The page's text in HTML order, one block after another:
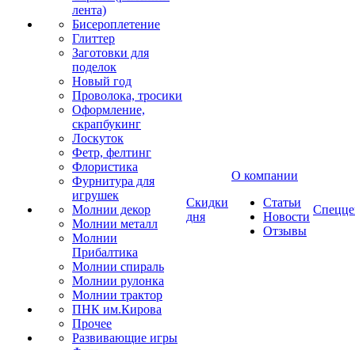
лента)
Бисероплетение
Глиттер
Заготовки для
поделок
Новый год
Проволока, тросики
Оформление,
скрапбукинг
Лоскуток
Фетр, фелтинг
Флористика
Фурнитура для
игрушек
Молнии декор
Молнии металл
Молнии
Прибалтика
Молнии спираль
Молнии рулонка
Молнии трактор
ПНК им.Кирова
Прочее
Развивающие игры
Скидки
дня
О компании
Статьи
Новости
Отзывы